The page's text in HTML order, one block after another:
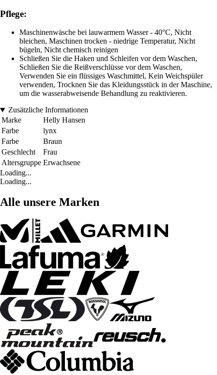
Pflege:
Maschinenwäsche bei lauwarmem Wasser - 40°C, Nicht
bleichen, Maschinen trocken - niedrige Temperatur, Nicht
bügeln, Nicht chemisch reinigen
Schließen Sie die Haken und Schleifen vor dem Waschen,
Schließen Sie die Reißverschlüsse vor dem Waschen,
Verwenden Sie ein flüssiges Waschmittel, Kein Weichspüler
verwenden, Trocknen Sie das Kleidungsstück in der Maschine,
um die wasserabweisende Behandlung zu reaktivieren.
Zusätzliche Informationen
Marke
Helly Hansen
Farbe
lynx
Farbe
Braun
Geschlecht
Frau
Altersgruppe Erwachsene
Loading...
Loading...
Alle unsere Marken